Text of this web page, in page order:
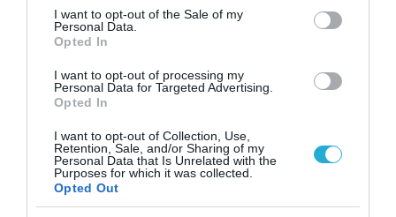
consent section.
I want to opt-out of the Sale of my
Personal Data.
Opted In
I want to opt-out of processing my
Personal Data for Targeted Advertising.
Opted In
I want to opt-out of Collection, Use,
Retention, Sale, and/or Sharing of my
Personal Data that Is Unrelated with the
Purposes for which it was collected.
Opted Out
31.07.2026 15:11
Το σημάδι στο πόδι που μπορεί να κρύβει
θρόμβωση